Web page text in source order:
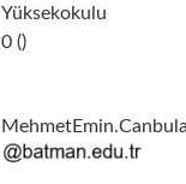
Yüksekokulu
0 ()